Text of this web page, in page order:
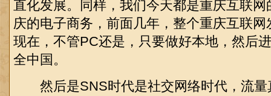
直化发展。同样，我们今天都是重庆互联
庆的电子商务，前面几年，整个重庆互联
现在，不管PC还是，只要做好本地，然后
全中国。
然后是SNS时代是社交网络时代，流量